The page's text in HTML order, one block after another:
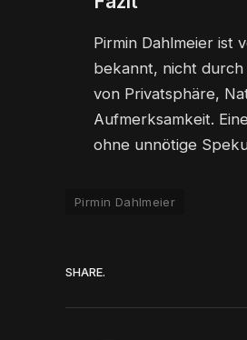
Pirmin Dahlmeier ist
bekannt, nicht
von Privatsphäre,
Aufmerksamkeit.
ohne unnötige
Pirmin Dahlmeier
SHARE.